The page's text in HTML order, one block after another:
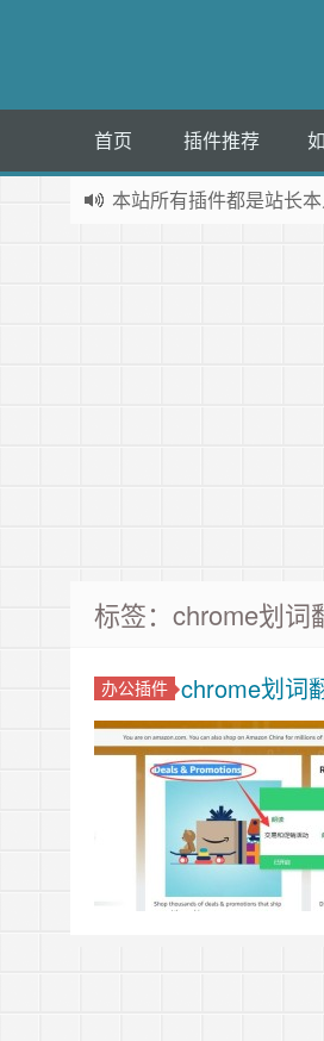
首页 插件推荐
本站所有插件都是站长
标签：chrome划词
办公插件 chrome划词